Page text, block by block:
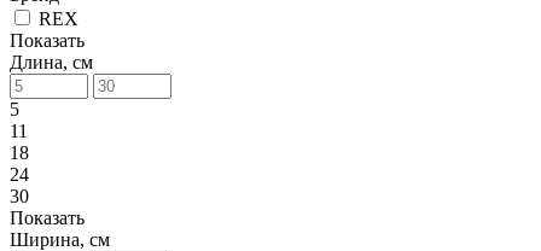
REX
Показать
Длина, см
5
11
18
24
30
Показать
Ширина, см